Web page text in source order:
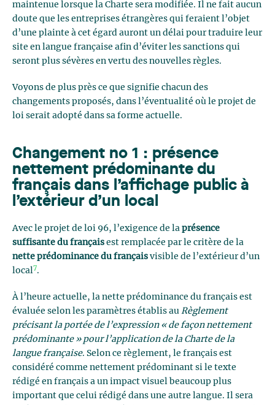
maintenue lorsque la Charte sera modifiée. Il ne fait aucun
doute que les entreprises étrangères qui feraient l’objet
d’une plainte à cet égard auront un délai pour traduire leur
site en langue française afin d’éviter les sanctions qui
seront plus sévères en vertu des nouvelles règles.
Voyons de plus près ce que signifie chacun des
changements proposés, dans l’éventualité où le projet de
loi serait adopté dans sa forme actuelle.
Changement no 1 : présence
nettement prédominante du
français dans l’affichage public à
l’extérieur d’un local
Avec le projet de loi 96, l’exigence de la présence
suffisante du français est remplacée par le critère de la
nette prédominance du français visible de l’extérieur d’un
local7.
À l’heure actuelle, la nette prédominance du français est
évaluée selon les paramètres établis au Règlement
précisant la portée de l’expression « de façon nettement
prédominante » pour l’application de la Charte de la
langue française. Selon ce règlement, le français est
considéré comme nettement prédominant si le texte
rédigé en français a un impact visuel beaucoup plus
important que celui rédigé dans une autre langue. Il sera